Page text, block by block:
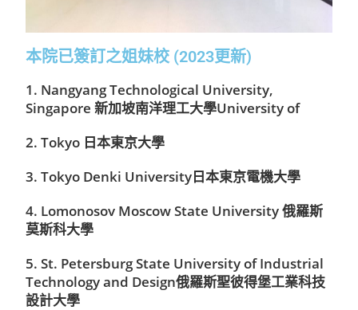
本院已簽訂之姐妹校 (2023更新)
1. Nangyang Technological University,
Singapore 新加坡南洋理工大學University of
2. Tokyo 日本東京大學
3. Tokyo Denki University日本東京電機大學
4. Lomonosov Moscow State University 俄羅斯
莫斯科大學
5. St. Petersburg State University of Industrial
Technology and Design俄羅斯聖彼得堡工業科技
設計大學